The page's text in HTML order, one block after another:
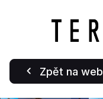
Zpět na web